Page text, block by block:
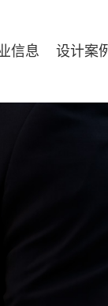
信息 设计案